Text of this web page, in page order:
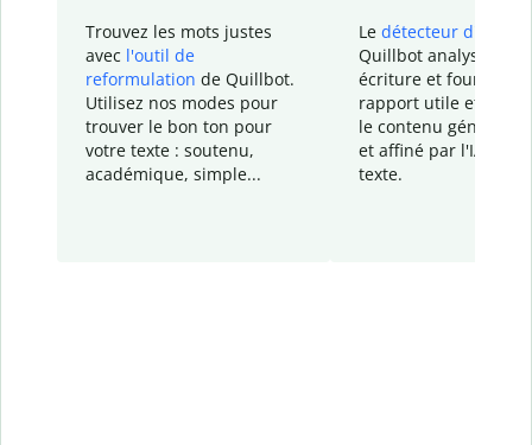
Trouvez les mots justes
avec l'outil de
reformulation de Quillbot.
Utilisez nos modes pour
trouver le bon ton pour
votre texte : soutenu,
académique, simple...
Le détecteur d'IA
Quillbot analyse votre
écriture et fournit un
rapport utile et
le contenu généré
et affiné par l'IA
texte.